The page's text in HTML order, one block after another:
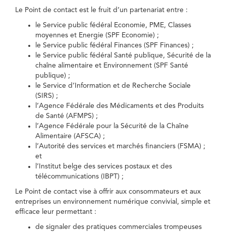
Le Point de contact est le fruit d’un partenariat entre :
le Service public fédéral Economie, PME, Classes
moyennes et Energie (SPF Economie) ;
le Service public fédéral Finances (SPF Finances) ;
le Service public fédéral Santé publique, Sécurité de la
chaîne alimentaire et Environnement (SPF Santé
publique) ;
le Service d’Information et de Recherche Sociale
(SIRS) ;
l’Agence Fédérale des Médicaments et des Produits
de Santé (AFMPS) ;
l’Agence Fédérale pour la Sécurité de la Chaîne
Alimentaire (AFSCA) ;
l’Autorité des services et marchés financiers (FSMA) ;
et
l’Institut belge des services postaux et des
télécommunications (IBPT) ;
Le Point de contact vise à offrir aux consommateurs et aux
entreprises un environnement numérique convivial, simple et
efficace leur permettant :
de signaler des pratiques commerciales trompeuses